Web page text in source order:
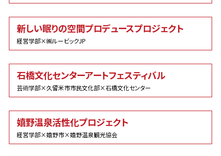
新しい眠りの空間プロデュースプロジェクト
経営学部×㈱ルービックJP
石橋文化センターアートフェスティバル
芸術学部×久留米市市民文化部×石橋文化センター
嬉野温泉活性化プロジェクト
経営学部×嬉野市×嬉野温泉観光協会